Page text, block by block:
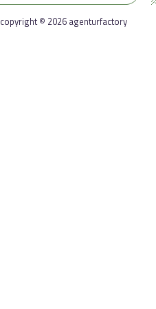
copyright © 2026 agenturfactory